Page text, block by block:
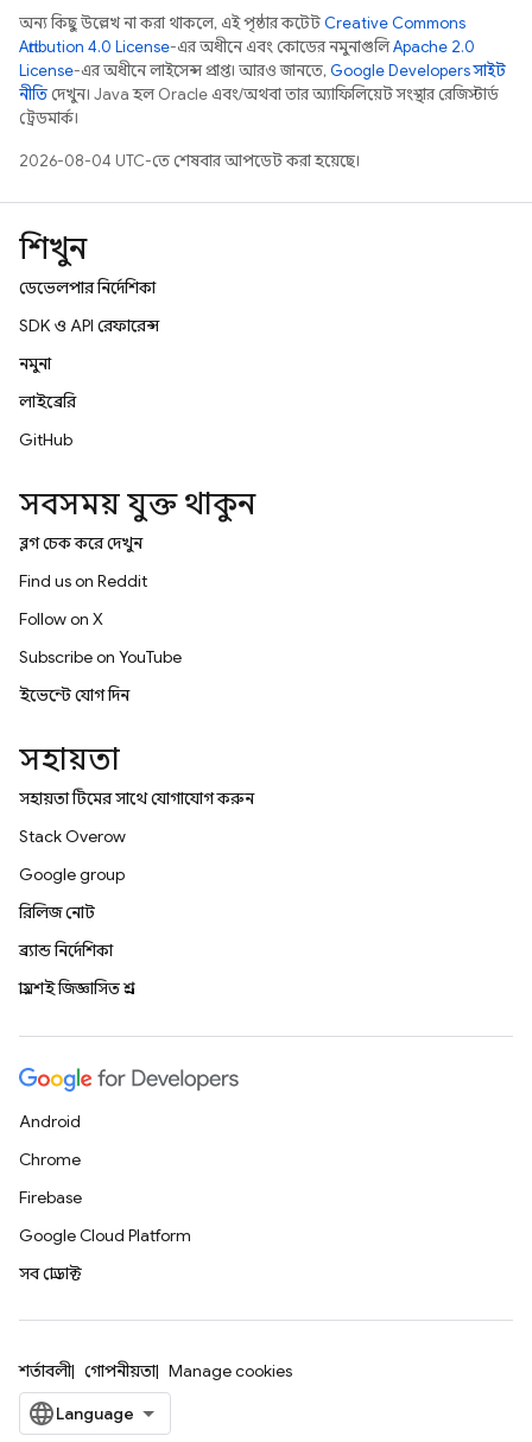
অন্য কিছু উল্লেখ না করা থাকলে, এই পৃষ্ঠার কন্টেন্টCreative Commons
Attribution 4.0 License-এর অধীনে এবং কোডের নমুনাগুলিApache 2.0
License-এর অধীনে লাইসেন্স প্রাপ্ত। আরও জানতে,Google Developers সাইট
নীতি দেখুন। Java হল Oracle এবং/অথবা তার অ্যাফিলিয়েট সংস্থার রেজিস্টার্ড
ট্রেডমার্ক।
2026-08-04 UTC-তে শেষবার আপডেট করা হয়েছে।
শিখুন
ডেভেলপার নির্দেশিকা
SDK ও API রেফারেন্স
নমুনা
লাইব্রেরি
GitHub
সবসময় যুক্ত থাকুন
ব্লগ চেক করে দেখুন
Find us on Reddit
Follow on X
Subscribe on YouTube
ইভেন্টে যোগ দিন
সহায়তা
সহায়তা টিমের সাথে যোগাযোগ করুন
Stack Overflow
Google group
রিলিজ নোট
ব্র্যান্ড নির্দেশিকা
প্রায়শই জিজ্ঞাসিত প্রশ্ন
Android
Chrome
Firebase
Google Cloud Platform
সব প্রোডাক্ট
শর্তাবলী গোপনীয়তা Manage cookies